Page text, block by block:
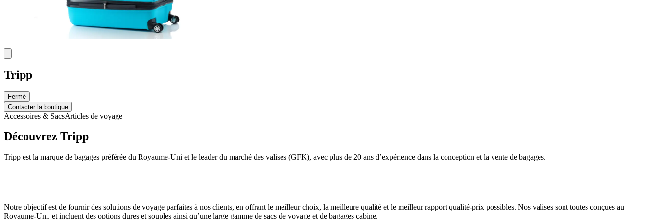
Tripp
Fermé
Contacter la boutique
Accessoires & SacsArticles de voyage
Découvrez Tripp
Tripp est la marque de bagages préférée du Royaume-Uni et le leader du marché des valises (GFK), avec plus de 20 ans d’expérience dans la conception et la vente de bagages.
Notre objectif est de fournir des solutions de voyage parfaites à nos clients, en offrant le meilleur choix, la meilleure qualité et le meilleur rapport qualité-prix possibles. Nos valises sont toutes conçues au
Royaume-Uni, et incluent des options dures et souples ainsi qu’une large gamme de sacs de voyage et de bagages cabine.